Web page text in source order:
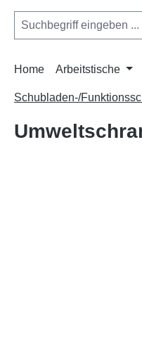
Hauptinhalt springen
Zur Suche springen
Zur Hauptnavigation
Home Arbeitstische
Schubladen-/